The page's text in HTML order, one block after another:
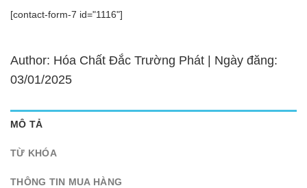
[contact-form-7 id="1116"]
Author: Hóa Chất Đắc Trường Phát | Ngày đăng:
03/01/2025
MÔ TẢ
TỪ KHÓA
THÔNG TIN MUA HÀNG